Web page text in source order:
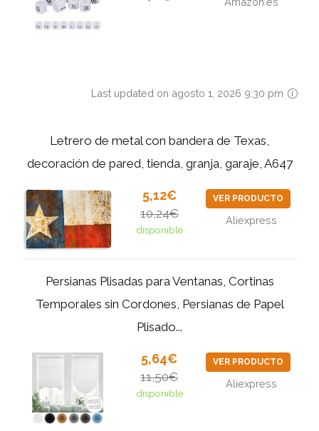
Last updated on agosto 1, 2026 9:30 pm
Letrero de metal con bandera de Texas,
decoración de pared, tienda, granja, garaje, A647
5,12€
10,24€
disponible
VER PRODUCTO
Aliexpress
Persianas Plisadas para Ventanas, Cortinas
Temporales sin Cordones, Persianas de Papel
Plisado...
5,64€
11,50€
disponible
VER PRODUCTO
Aliexpress